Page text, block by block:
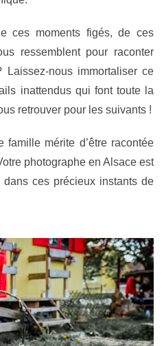
ces moments figés, de ces
ressemblent pour raconter
nous immortaliser ce
inattendus qui font toute la
retrouver pour les suivants !
famille mérite d’être racontée
photographe en Alsace est
dans ces précieux instants de